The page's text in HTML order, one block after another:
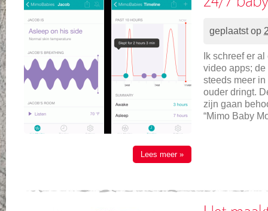
Lees meer »
geplaatst op
Ik schreef er
video apps;
steeds meer
ouder dringt.
zijn gaan
“Mimo Baby